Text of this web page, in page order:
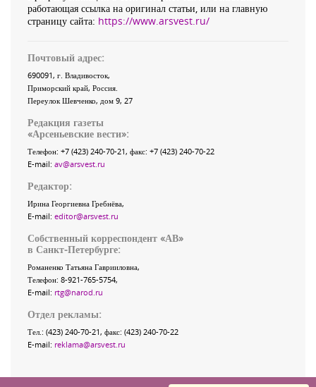
работающая ссылка на оригинал статьи, или на главную
страницу сайта: https://www.arsvest.ru/
Почтовый адрес:
690091, г. Владивосток,
Приморский край, Россия
Переулок Шевченко, дом 9, 27
Редакция газеты
«Арсеньевские вести»:
Телефон: +7 (423) 240-70-21, факс: +7 (423) 240-70-22
E-mail: av@arsvest.ru
Редактор:
Ирина Георгиевна Гребнёва,
E-mail: editor@arsvest.ru
Собственный корреспондент «АВ»
в Санкт-Петербурге:
Романенко Татьяна Гаврииловна,
Телефон: 8-921-765-5754,
E-mail: rtg@narod.ru
Отдел рекламы:
Тел.: (423) 240-70-21, факс: (423) 240-70-22
E-mail: reklama@arsvest.ru